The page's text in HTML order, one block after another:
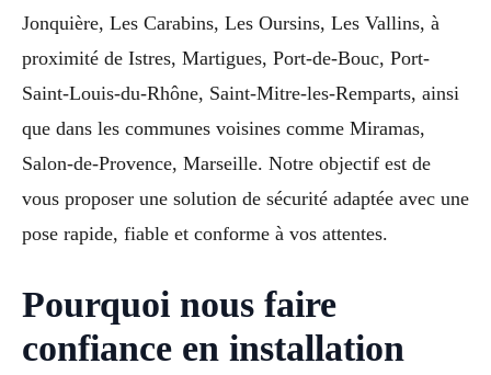
Jonquière, Les Carabins, Les Oursins, Les Vallins, à
proximité de Istres, Martigues, Port-de-Bouc, Port-
Saint-Louis-du-Rhône, Saint-Mitre-les-Remparts, ainsi
que dans les communes voisines comme Miramas,
Salon-de-Provence, Marseille. Notre objectif est de
vous proposer une solution de sécurité adaptée avec une
pose rapide, fiable et conforme à vos attentes.
Pourquoi nous faire
confiance en installation